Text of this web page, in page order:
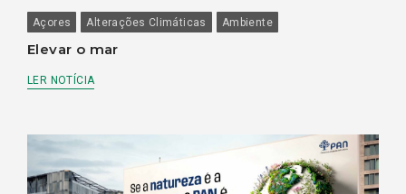
Açores Alterações Climáticas Ambiente
Elevar o mar
LER NOTÍCIA